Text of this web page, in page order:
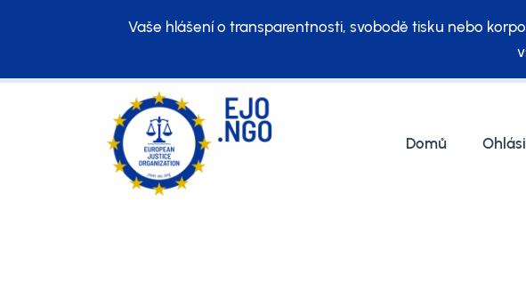
Vaše hlášení o transparentnosti, svobodě tisku nebo
Domů